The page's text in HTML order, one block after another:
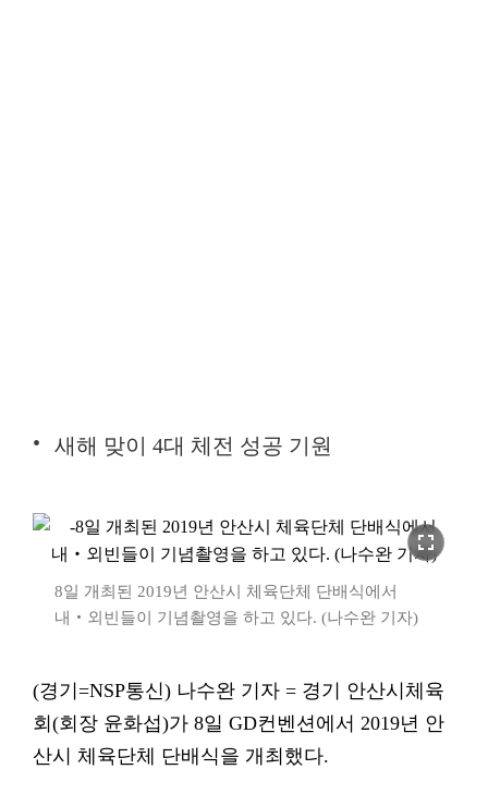
새해 맞이 4대 체전 성공 기원
fullscreen
8일 개최된 2019년 안산시 체육단체 단배식에서
내‧외빈들이 기념촬영을 하고 있다. (나수완 기자)
(경기=NSP통신) 나수완 기자 = 경기 안산시체육
회(회장 윤화섭)가 8일 GD컨벤션에서 2019년 안
산시 체육단체 단배식을 개최했다.